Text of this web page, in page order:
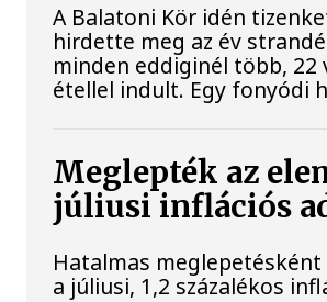
A Balatoni Kör idén
hirdette meg az év
minden eddiginél több, 22
étellel indult. Egy fonyódi
Meglepték az
júliusi inflációs
Hatalmas
a júliusi, 1,2 százalékos